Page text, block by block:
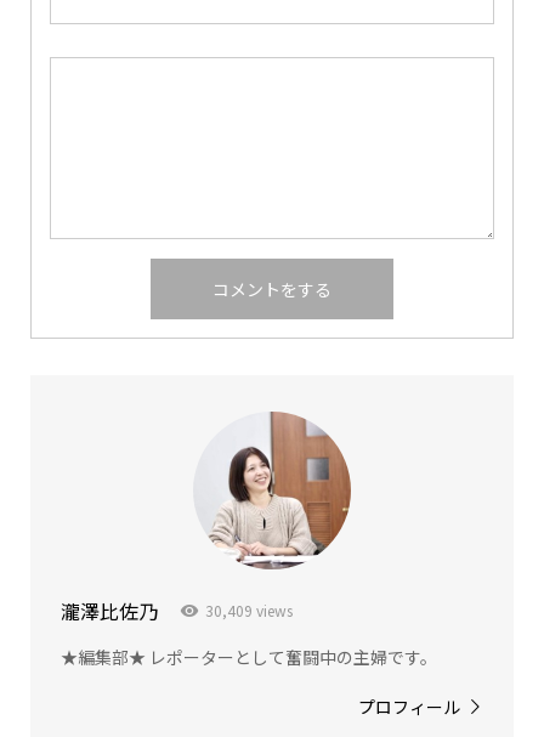
瀧澤比佐乃 30,409 views
★編集部★ レポーターとして奮闘中の主婦です。
プロフィール